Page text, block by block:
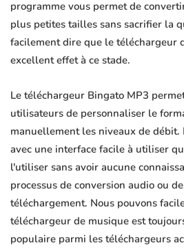
programme vous permet de
plus petites tailles sans sacrifier la
facilement dire que le téléchargeur
excellent effet à ce stade.
Le téléchargeur Bingato MP3
utilisateurs de personnaliser le
manuellement les niveaux de
avec une interface facile à utiliser
l'utiliser sans avoir aucune
processus de conversion audio ou
téléchargement. Nous pouvons
téléchargeur de musique est
populaire parmi les téléchargeurs